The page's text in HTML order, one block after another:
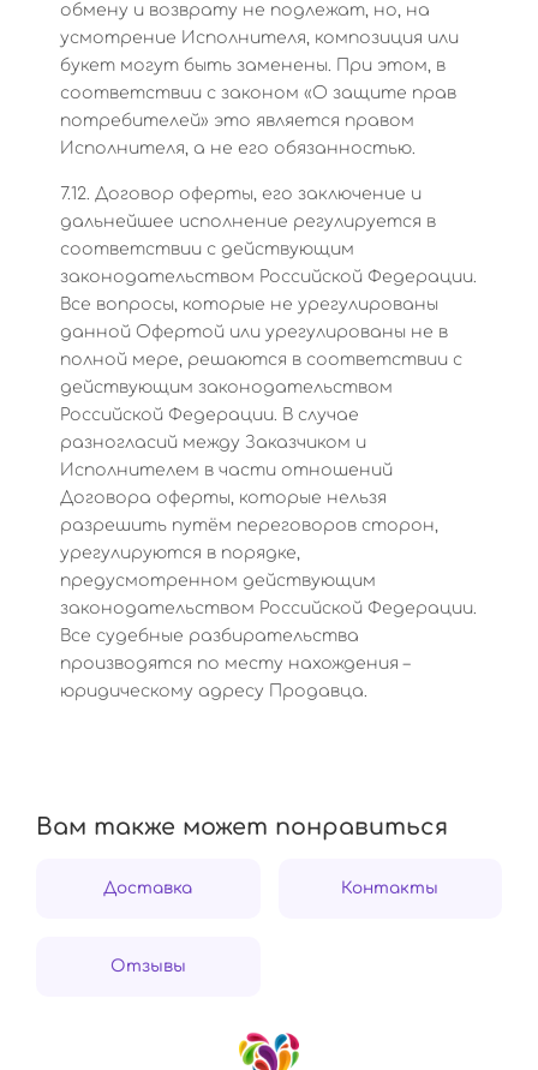
обмену и возврату не подлежат, но, на
усмотрение Исполнителя, композиция или
букет могут быть заменены. При этом, в
соответствии с законом «О защите прав
потребителей» это является правом
Исполнителя, а не его обязанностью.
7.12. Договор оферты, его заключение и
дальнейшее исполнение регулируется в
соответствии с действующим
законодательством Российской Федерации.
Все вопросы, которые не урегулированы
данной Офертой или урегулированы не в
полной мере, решаются в соответствии с
действующим законодательством
Российской Федерации. В случае
разногласий между Заказчиком и
Исполнителем в части отношений
Договора оферты, которые нельзя
разрешить путём переговоров сторон,
урегулируются в порядке,
предусмотренном действующим
законодательством Российской Федерации.
Все судебные разбирательства
производятся по месту нахождения –
юридическому адресу Продавца.
Вам также может понравиться
Доставка Контакты
Отзывы